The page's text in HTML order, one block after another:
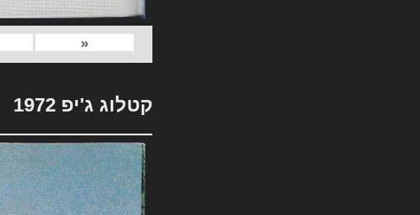
«
קטלוג ג'יפ 1972